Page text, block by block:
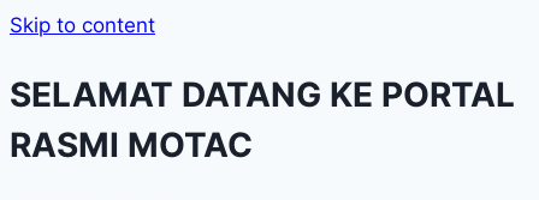
Skip to content
SELAMAT DATANG KE PORTAL
RASMI MOTAC